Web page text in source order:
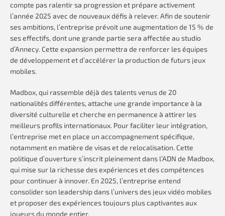
compte pas ralentir sa progression et prépare activement
l’année 2025 avec de nouveaux défis à relever. Afin de soutenir
ses ambitions, l’entreprise prévoit une augmentation de 15 % de
ses effectifs, dont une grande partie sera affectée au studio
d’Annecy. Cette expansion permettra de renforcer les équipes
de développement et d’accélérer la production de futurs jeux
mobiles.
Madbox, qui rassemble déjà des talents venus de 20
nationalités différentes, attache une grande importance à la
diversité culturelle et cherche en permanence à attirer les
meilleurs profils internationaux. Pour faciliter leur intégration,
l’entreprise met en place un accompagnement spécifique,
notamment en matière de visas et de relocalisation. Cette
politique d’ouverture s’inscrit pleinement dans l’ADN de Madbox,
qui mise sur la richesse des expériences et des compétences
pour continuer à innover. En 2025, l’entreprise entend
consolider son leadership dans l’univers des jeux vidéo mobiles
et proposer des expériences toujours plus captivantes aux
joueurs du monde entier.